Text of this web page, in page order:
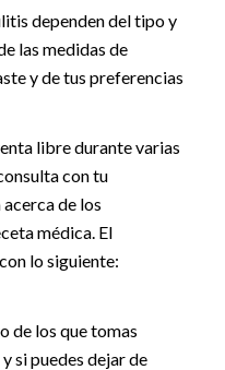
dependen del tipo y
las medidas de
y de tus preferencias
libre durante varias
con tu
de los
médica. El
lo siguiente:
de los que tomas
si puedes dejar de